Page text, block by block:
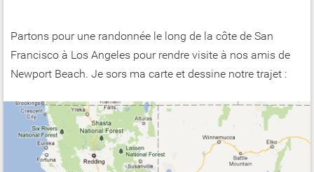
Partons pour une randonnée le long de la côte de San
Francisco à Los Angeles pour rendre visite à nos amis de
Newport Beach. Je sors ma carte et dessine notre trajet :